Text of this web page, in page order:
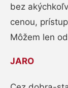
bez
cenou,
Môžem len
JARO